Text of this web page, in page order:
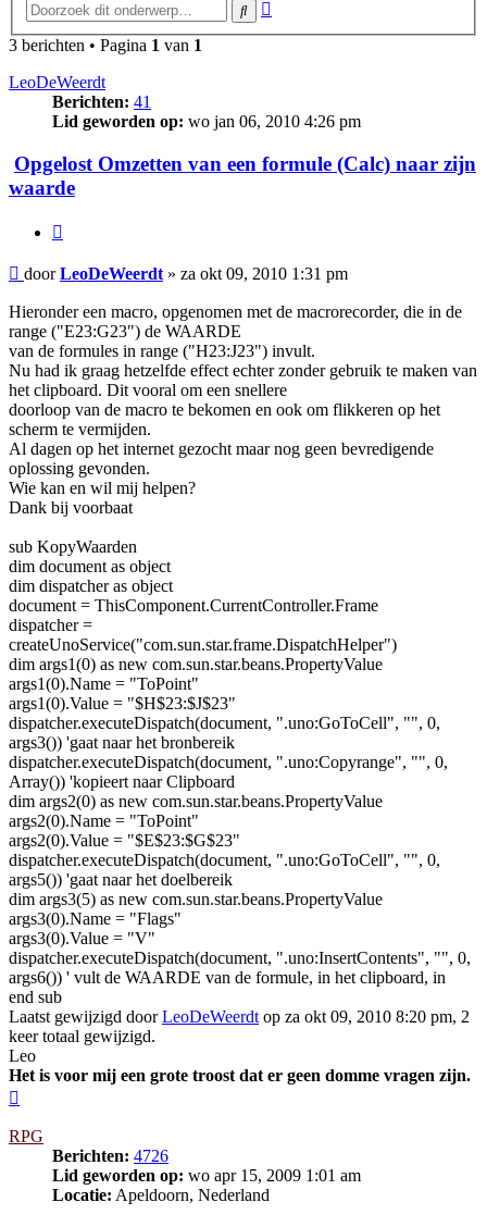
Zoek
3 berichten • Pagina 1 van 1
LeoDeWeerdt
Berichten: 41
Lid geworden op: wo jan 06, 2010 4:26 pm
Opgelost Omzetten van een formule (Calc) naar zijn
waarde
Bericht
doorLeoDeWeerdt» za okt 09, 2010 1:31 pm
Hieronder een macro, opgenomen met de macrorecorder, die in de
range ("E23:G23") de WAARDE
van de formules in range ("H23:J23") invult.
Nu had ik graag hetzelfde effect echter zonder gebruik te maken van
het clipboard. Dit vooral om een snellere
doorloop van de macro te bekomen en ook om flikkeren op het
scherm te vermijden.
Al dagen op het internet gezocht maar nog geen bevredigende
oplossing gevonden.
Wie kan en wil mij helpen?
Dank bij voorbaat
sub KopyWaarden
dim document as object
dim dispatcher as object
document = ThisComponent.CurrentController.Frame
dispatcher =
createUnoService("com.sun.star.frame.DispatchHelper")
dim args1(0) as new com.sun.star.beans.PropertyValue
args1(0).Name = "ToPoint"
args1(0).Value = "$H$23:$J$23"
dispatcher.executeDispatch(document, ".uno:GoToCell", "", 0,
args3()) 'gaat naar het bronbereik
dispatcher.executeDispatch(document, ".uno:Copyrange", "", 0,
Array()) 'kopieert naar Clipboard
dim args2(0) as new com.sun.star.beans.PropertyValue
args2(0).Name = "ToPoint"
args2(0).Value = "$E$23:$G$23"
dispatcher.executeDispatch(document, ".uno:GoToCell", "", 0,
args5()) 'gaat naar het doelbereik
dim args3(5) as new com.sun.star.beans.PropertyValue
args3(0).Name = "Flags"
args3(0).Value = "V"
dispatcher.executeDispatch(document, ".uno:InsertContents", "", 0,
args6()) ' vult de WAARDE van de formule, in het clipboard, in
end sub
Laatst gewijzigd doorLeoDeWeerdtop za okt 09, 2010 8:20 pm, 2
keer totaal gewijzigd.
Leo
Het is voor mij een grote troost dat er geen domme vragen zijn.
RPG
Berichten: 4726
Lid geworden op: wo apr 15, 2009 1:01 am
Locatie: Apeldoorn, Nederland